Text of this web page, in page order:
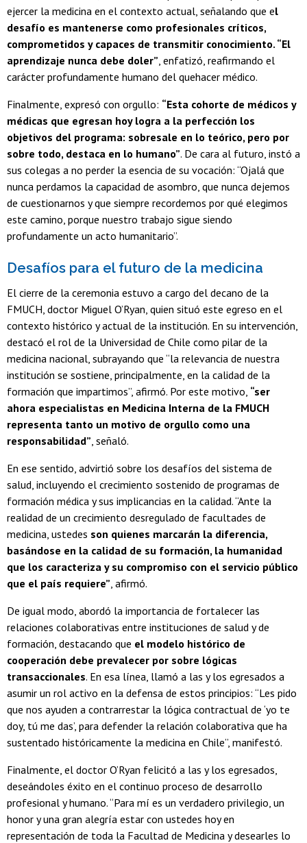
ejercer la medicina en el contexto actual, señalando que el
desafío es mantenerse como profesionales críticos,
comprometidos y capaces de transmitir conocimiento. “El
aprendizaje nunca debe doler”, enfatizó, reafirmando el
carácter profundamente humano del quehacer médico.
Finalmente, expresó con orgullo: “Esta cohorte de médicos y
médicas que egresan hoy logra a la perfección los
objetivos del programa: sobresale en lo teórico, pero por
sobre todo, destaca en lo humano”. De cara al futuro, instó a
sus colegas a no perder la esencia de su vocación: “Ojalá que
nunca perdamos la capacidad de asombro, que nunca dejemos
de cuestionarnos y que siempre recordemos por qué elegimos
este camino, porque nuestro trabajo sigue siendo
profundamente un acto humanitario”.
Desafíos para el futuro de la medicina
El cierre de la ceremonia estuvo a cargo del decano de la
FMUCH, doctor Miguel O’Ryan, quien situó este egreso en el
contexto histórico y actual de la institución. En su intervención,
destacó el rol de la Universidad de Chile como pilar de la
medicina nacional, subrayando que “la relevancia de nuestra
institución se sostiene, principalmente, en la calidad de la
formación que impartimos”, afirmó. Por este motivo, “ser
ahora especialistas en Medicina Interna de la FMUCH
representa tanto un motivo de orgullo como una
responsabilidad” , señaló.
En ese sentido, advirtió sobre los desafíos del sistema de
salud, incluyendo el crecimiento sostenido de programas de
formación médica y sus implicancias en la calidad. “Ante la
realidad de un crecimiento desregulado de facultades de
medicina, ustedes son quienes marcarán la diferencia,
basándose en la calidad de su formación, la humanidad
que los caracteriza y su compromiso con el servicio público
que el país requiere” , afirmó.
De igual modo, abordó la importancia de fortalecer las
relaciones colaborativas entre instituciones de salud y de
formación, destacando que el modelo histórico de
cooperación debe prevalecer por sobre lógicas
transaccionales. En esa línea, llamó a las y los egresados a
asumir un rol activo en la defensa de estos principios: “Les pido
que nos ayuden a contrarrestar la lógica contractual de ‘yo te
doy, tú me das’, para defender la relación colaborativa que ha
sustentado históricamente la medicina en Chile”, manifestó.
Finalmente, el doctor O’Ryan felicitó a las y los egresados,
deseándoles éxito en el continuo proceso de desarrollo
profesional y humano. “Para mí es un verdadero privilegio, un
honor y una gran alegría estar con ustedes hoy en
representación de toda la Facultad de Medicina y desearles lo